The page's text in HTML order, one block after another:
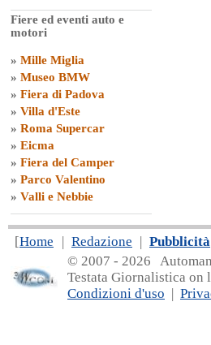
Fiere ed eventi auto e
motori
» Mille Miglia
» Museo BMW
» Fiera di Padova
» Villa d'Este
» Roma Supercar
» Eicma
» Fiera del Camper
» Parco Valentino
» Valli e Nebbie
[Home | Redazione | Pubblicità
© 2007 - 2026
Testata Giornalistica on
Condizioni d'uso |